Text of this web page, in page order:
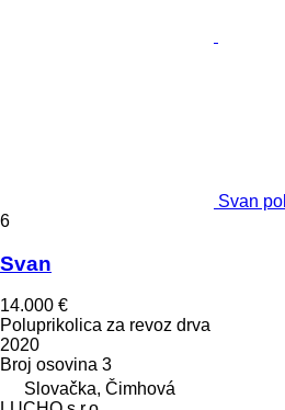
Svan
6
Svan
14.000 €
Poluprikolica za revoz drva
2020
Broj osovina 3
Slovačka, Čimhová